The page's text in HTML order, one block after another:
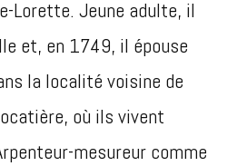
Lorette. Jeune adulte, il
et, en 1749, il épouse
la localité voisine de
où ils vivent
mesureur comme